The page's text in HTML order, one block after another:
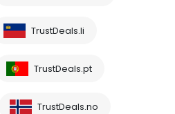
TrustDeals.li
TrustDeals.pt
TrustDeals.no